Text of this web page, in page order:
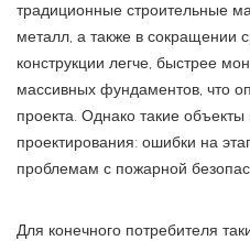
традиционные строительные
металл, а также в сокращении
конструкции легче, быстрее
массивных фундаментов, что
проекта. Однако такие
проектирования: ошибки на
проблемам с пожарной
Для конечного потребителя